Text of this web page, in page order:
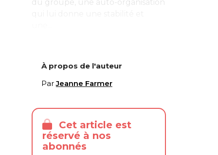
du groupe, une auto-organisation
À propos de l'auteur
ParJeanne Farmer
Cet article est
réservé à nos
abonnés